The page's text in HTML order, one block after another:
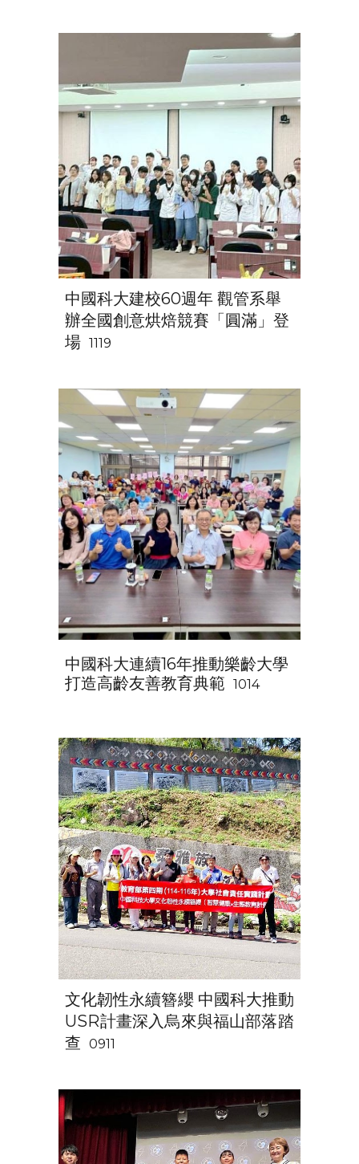
中國科大建校60週年 觀管系舉
辦全國創意烘焙競賽「圓滿」登
場 1119
中國科大連續16年推動樂齡大學
打造高齡友善教育典範
1014
文化韌性永續簪纓 中國科大推動
USR計畫深入烏來與福山部落踏
查
0911